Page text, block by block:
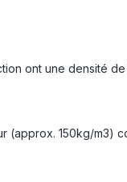
ont une densité
(approx. 150kg/m3)